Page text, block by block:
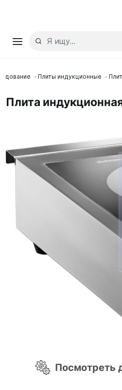
Плиты индукционные
Плита
Посмотреть